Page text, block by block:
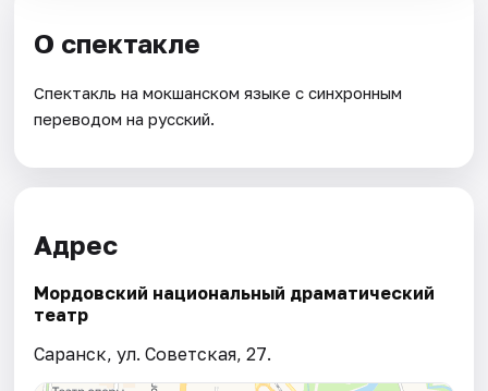
О спектакле
Спектакль на мокшанском языке с синхронным
переводом на русский.
Адрес
Мордовский национальный драматический
театр
Саранск, ул. Советская, 27.